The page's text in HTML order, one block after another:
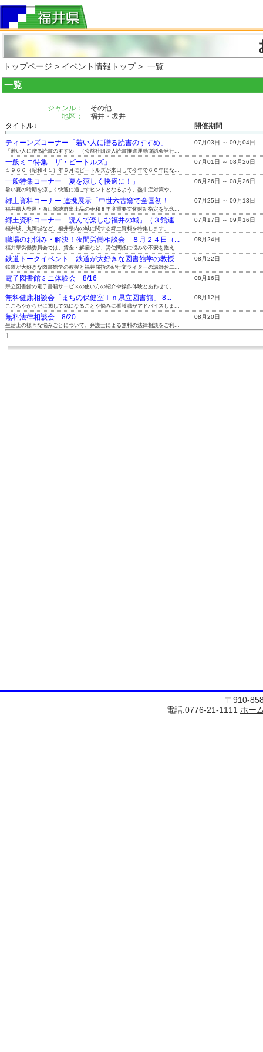
トップページ > イベント情報トップ> 一覧
一覧
ジャンル：
その他
地区：
福井・坂井
タイトル↓
開催期間
ティーンズコーナー「若い人に贈る読書のすすめ」 07月03日 ～ 09月04日
「若い人に贈る読書のすすめ」（公益社団法人読書推進運動協議会発行...
一般ミニ特集「ザ・ビートルズ」 07月01日 ～ 08月26日
１９６６（昭和４１）年６月にビートルズが来日して今年で６０年にな...
一般特集コーナー「夏を涼しく快適に！」 06月26日 ～ 08月26日
暑い夏の時期を涼しく快適に過ごすヒントとなるよう、熱中症対策や、...
郷土資料コーナー 連携展示「中世六古窯で全国初！... 07月25日 ～ 09月13日
福井県大釜屋・西山窯跡群出土品の令和８年度重要文化財新指定を記念...
郷土資料コーナー「読んで楽しむ福井の城」（３館連... 07月17日 ～ 09月16日
福井城、丸岡城など、福井県内の城に関する郷土資料を特集します。
職場のお悩み・解決！夜間労働相談会 ８月２４日（... 08月24日
福井県労働委員会では、賃金・解雇など、労使関係に悩みや不安を抱え...
鉄道トークイベント 鉄道が大好きな図書館学の教授... 08月22日
鉄道が大好きな図書館学の教授と福井屈指の紀行文ライターの講師お二...
電子図書館ミニ体験会 8/16 08月16日
県立図書館の電子書籍サービスの使い方の紹介や操作体験とあわせて、...
無料健康相談会「まちの保健室ｉｎ県立図書館」 8... 08月12日
こころやからだに関して気になることや悩みに看護職がアドバイスしま...
無料法律相談会 8/20 08月20日
生活上の様々な悩みごとについて、弁護士による無料の法律相談をご利...
1
〒910-
電話:0776-21-1111 ホー